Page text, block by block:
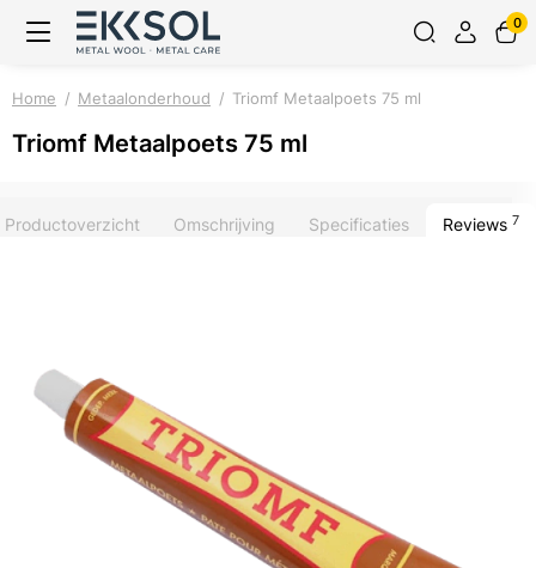
0
Home Metaalonderhoud Triomf Metaalpoets 75 ml
Triomf Metaalpoets 75 ml
Productoverzicht Omschrijving Specificaties Reviews 7